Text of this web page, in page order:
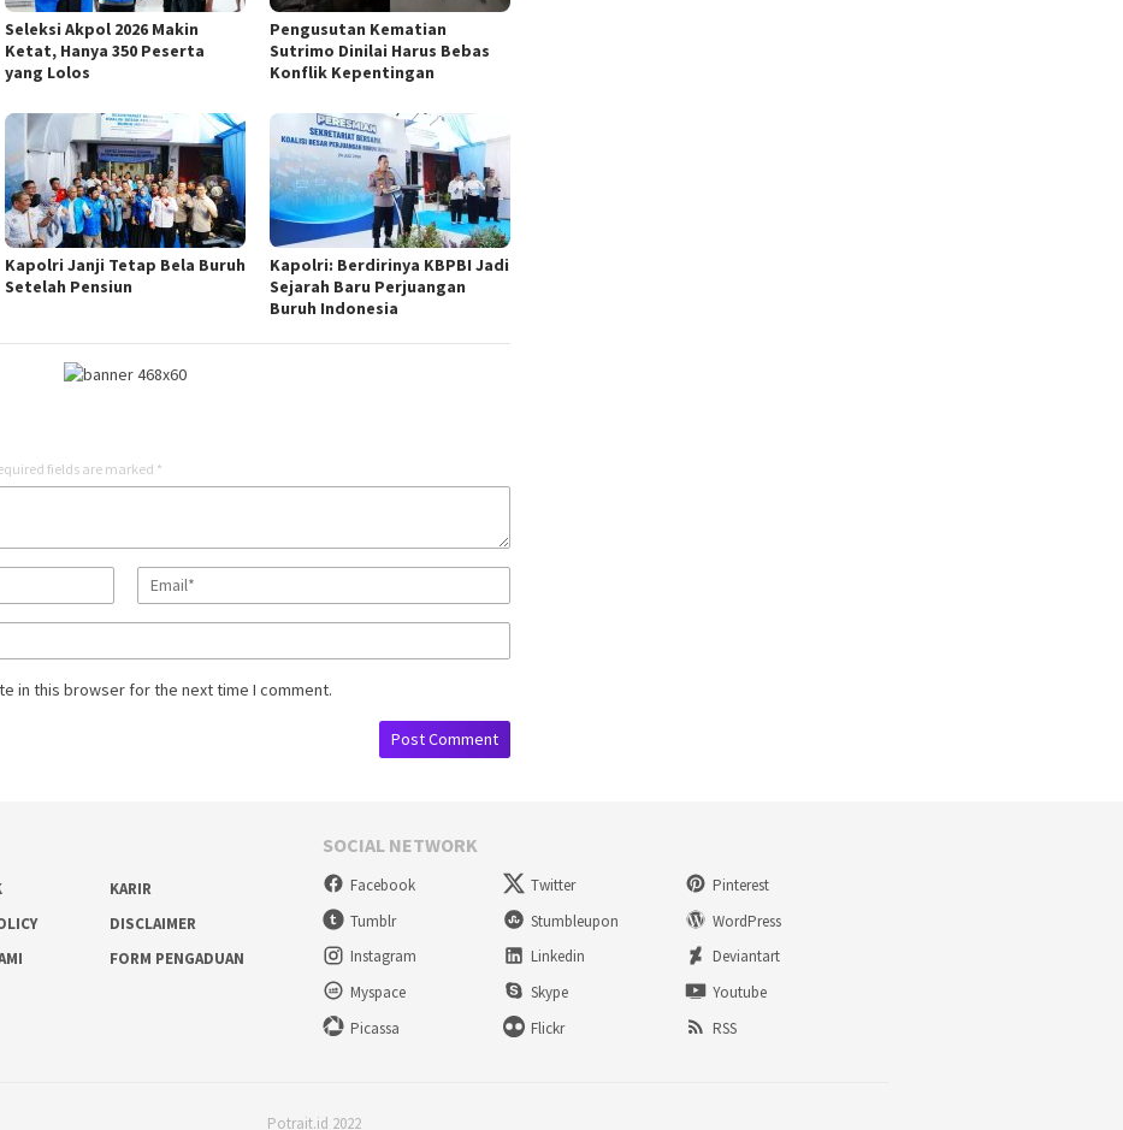
Seleksi Akpol 2026 Makin
Ketat, Hanya 350 Peserta
yang Lolos
Pengusutan Kematian
Sutrimo Dinilai Harus Bebas
Konflik Kepentingan
Kapolri Janji Tetap Bela Buruh
Setelah Pensiun
Kapolri: Berdirinya KBPBI Jadi
Sejarah Baru Perjuangan
Buruh Indonesia
fields are marked *
in this browser for the next time I comment.
KARIR
DISCLAIMER
FORM PENGADUAN
SOCIAL NETWORK
Facebook Twitter
Pinterest
Tumblr
Stumbleupon
WordPress
Instagram
Linkedin
Deviantart
Myspace
Skype
Youtube
Picassa
Flickr RSS
Potrait.id 2022